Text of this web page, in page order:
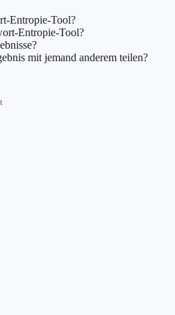
Entropie-Tool?
Entropie-Tool?
mit jemand anderem teilen?